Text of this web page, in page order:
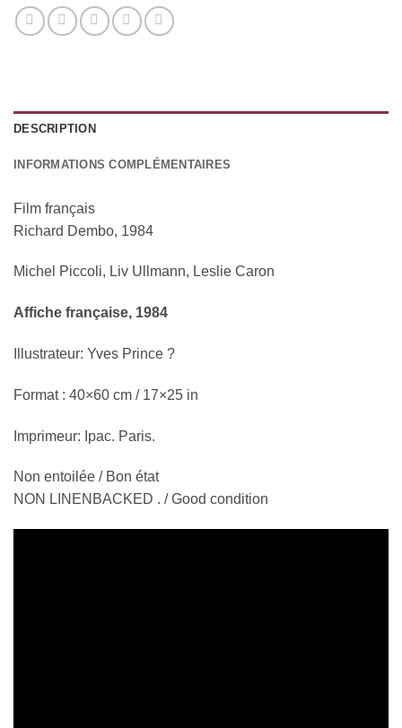
DESCRIPTION
INFORMATIONS COMPLÉMENTAIRES
Film français
Richard Dembo, 1984
Michel Piccoli, Liv Ullmann, Leslie Caron
Affiche française, 1984
Illustrateur: Yves Prince ?
Format : 40×60 cm / 17×25 in
Imprimeur: Ipac. Paris.
Non entoilée / Bon état
NON LINENBACKED . / Good condition